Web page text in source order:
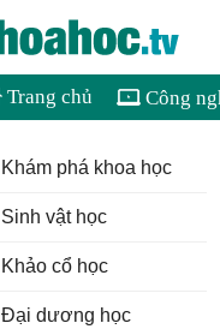
Trang chủ Công
Khám phá khoa học
Sinh vật học
Khảo cổ học
Đại dương học